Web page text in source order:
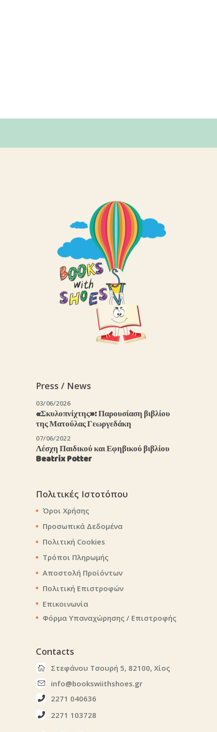
Press / News
03/06/2026
«Σκυλοπνίχτης»: Παρουσίαση βιβλίου
της Ματούλας Γεωργεδάκη
07/06/2022
Λέσχη Παιδικού και Εφηβικού βιβλίου
Beatrix Potter
Πολιτικές Ιστοτόπου
Όροι Χρήσης
Προσωπικά Δεδομένα
Πολιτική Cookies
Τρόποι Πληρωμής
Αποστολή Προϊόντων
Πολιτική Επιστροφών
Επικοινωνία
Φόρμα Υπαναχώρησης / Επιστροφής
Contacts
Στεφάνου Τσουρή 5, 82100, Χίος
info@bookswiithshoes.gr
2271 040636
2271 103728